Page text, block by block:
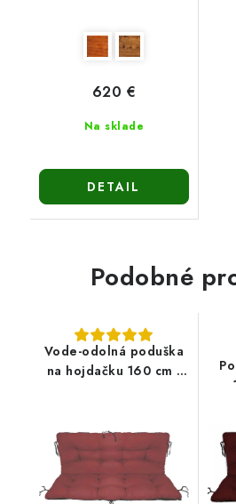
Na sklade
620 €
DETAIL
Podobné
Vode-odolná poduška
na hojdačku 160 cm -